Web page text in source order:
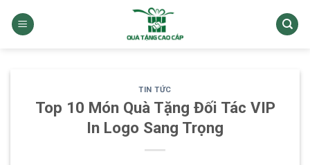
TIN TỨC
Top 10 Món Quà Tặng Đối Tác VIP
In Logo Sang Trọng